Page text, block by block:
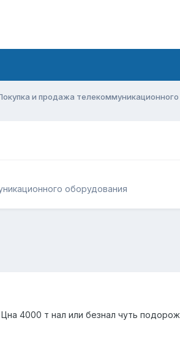
и продажа телекоммуникационного
оборудования
4000 т нал или безнал чуть